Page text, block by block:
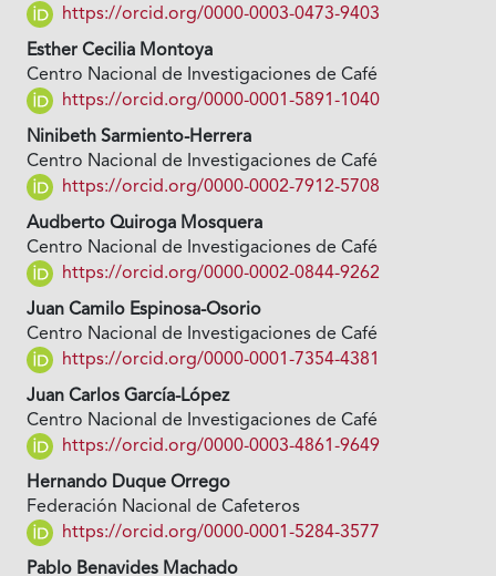
https://orcid.org/0000-0003-0473-9403
Esther Cecilia Montoya
Centro Nacional de Investigaciones de Café
https://orcid.org/0000-0001-5891-1040
Ninibeth Sarmiento-Herrera
Centro Nacional de Investigaciones de Café
https://orcid.org/0000-0002-7912-5708
Audberto Quiroga Mosquera
Centro Nacional de Investigaciones de Café
https://orcid.org/0000-0002-0844-9262
Juan Camilo Espinosa-Osorio
Centro Nacional de Investigaciones de Café
https://orcid.org/0000-0001-7354-4381
Juan Carlos García-López
Centro Nacional de Investigaciones de Café
https://orcid.org/0000-0003-4861-9649
Hernando Duque Orrego
Federación Nacional de Cafeteros
https://orcid.org/0000-0001-5284-3577
Pablo Benavides Machado